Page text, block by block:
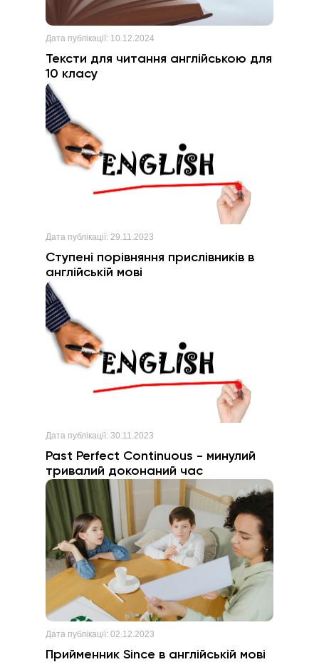
Дата публікації: 10.12.2024
Тексти для читання англійською для
10 класу
Дата публікації: 29.11.2023
Ступені порівняння прислівників в
англійській мові
Дата публікації: 30.11.2023
Past Perfect Continuous - минулий
тривалий доконаний час
Дата публікації: 02.12.2023
Прийменник Since в англійській мові